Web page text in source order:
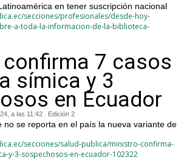
en tener suscripción nacional
secciones/profesionales/desde-hoy-
a-toda-la-informacion-de-la-biblioteca-
7 casos
símica y 3
en Ecuador
a las 11:42 . Edición 2
no se reporta en el país la nueva variante de
secciones/salud-publica/ministro-confirma-
y-3-sospechosos-en-ecuador-102322